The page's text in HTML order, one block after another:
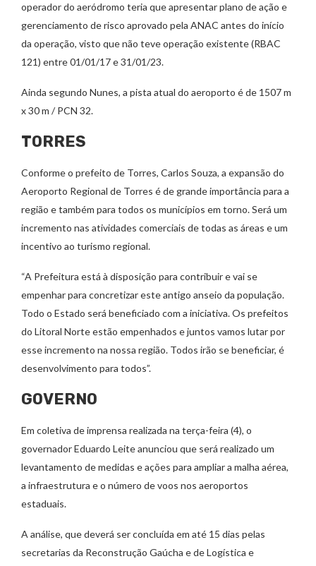
operador do aeródromo teria que apresentar plano de ação e
gerenciamento de risco aprovado pela ANAC antes do início
da operação, visto que não teve operação existente (RBAC
121) entre 01/01/17 e 31/01/23.
Ainda segundo Nunes, a pista atual do aeroporto é de 1507 m
x 30 m / PCN 32.
TORRES
Conforme o prefeito de Torres, Carlos Souza, a expansão do
Aeroporto Regional de Torres é de grande importância para a
região e também para todos os municípios em torno. Será um
incremento nas atividades comerciais de todas as áreas e um
incentivo ao turismo regional.
“A Prefeitura está à disposição para contribuir e vai se
empenhar para concretizar este antigo anseio da população.
Todo o Estado será beneficiado com a iniciativa. Os prefeitos
do Litoral Norte estão empenhados e juntos vamos lutar por
esse incremento na nossa região. Todos irão se beneficiar, é
desenvolvimento para todos”.
GOVERNO
Em coletiva de imprensa realizada na terça-feira (4), o
governador Eduardo Leite anunciou que será realizado um
levantamento de medidas e ações para ampliar a malha aérea,
a infraestrutura e o número de voos nos aeroportos
estaduais.
A análise, que deverá ser concluída em até 15 dias pelas
secretarias da Reconstrução Gaúcha e de Logística e